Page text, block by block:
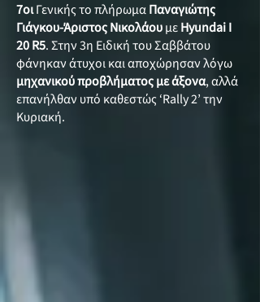
7οιΓενικής το πλήρωμαΠαναγιώτης
Γιάγκου-Άριστος ΝικολάουμεHyundai I
20 R5. Στην 3η Ειδική του Σαββάτου
φάνηκαν άτυχοι και αποχώρησαν λόγω
μηχανικού προβλήματος με άξονα, αλλά
επανήλθαν υπό καθεστώς ‘Rally 2’ την
Κυριακή.